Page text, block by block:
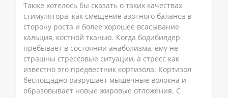
Также хотелось бы сказать о таких качествах
стимулятора, как смещение азотного баланса в
сторону роста и более хорошее всасывание
кальция, костной тканью. Когда бодибилдер
пребывает в состоянии анаболизма, ему не
страшны стрессовые ситуации, а стресс как
известно это предвестник кортизола. Кортизол
беспощадно разрушает мышечные волокна и
образовывает новые жировые отложения. С